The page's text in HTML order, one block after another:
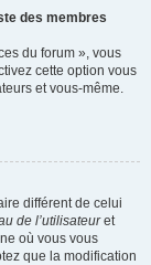
des membres
du forum », vous
cette option vous
et vous-même.
différent de celui
de l’utilisateuret
où vous vous
que la modification